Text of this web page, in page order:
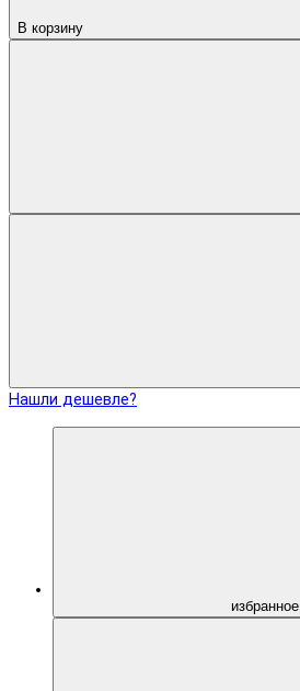
В корзину
Нашли дешевле?
избранное